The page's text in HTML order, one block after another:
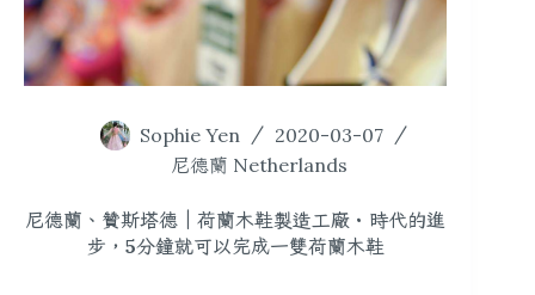
Sophie Yen
2020-03-07
尼德蘭 Netherlands
尼德蘭、贊斯塔德｜荷蘭木鞋製造工廠・時代的進
步，5分鐘就可以完成一雙荷蘭木鞋